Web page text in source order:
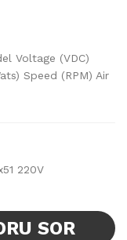
Voltage (VDC)
Speed (RPM) Air
220V
SOR